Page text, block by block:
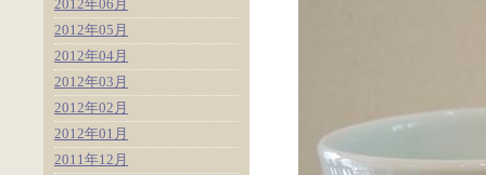
2012年06月
2012年05月
2012年04月
2012年03月
2012年02月
2012年01月
2011年12月